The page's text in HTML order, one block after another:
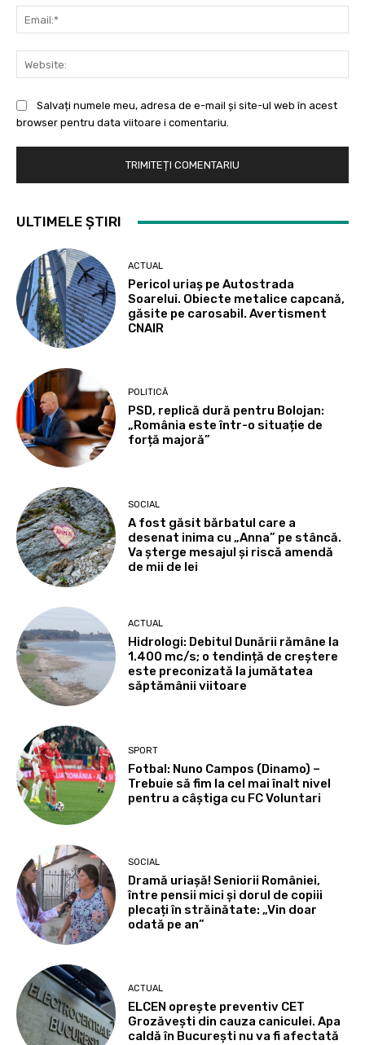
Salvați numele meu, adresa de e-mail și site-ul web în acest
browser pentru data viitoare i comentariu.
ULTIMELE ȘTIRI
ACTUAL
Pericol uriaș pe Autostrada
Soarelui. Obiecte metalice capcană,
găsite pe carosabil. Avertisment
CNAIR
POLITICĂ
PSD, replică dură pentru Bolojan:
„România este într-o situație de
forță majoră”
SOCIAL
A fost găsit bărbatul care a
desenat inima cu „Anna” pe stâncă.
Va șterge mesajul și riscă amendă
de mii de lei
ACTUAL
Hidrologi: Debitul Dunării rămâne la
1.400 mc/s; o tendință de creștere
este preconizată la jumătatea
săptămânii viitoare
SPORT
Fotbal: Nuno Campos (Dinamo) –
Trebuie să fim la cel mai înalt nivel
pentru a câștiga cu FC Voluntari
SOCIAL
Dramă uriașă! Seniorii României,
între pensii mici și dorul de copiii
plecați în străinătate: „Vin doar
odată pe an”
ACTUAL
ELCEN oprește preventiv CET
Grozăvești din cauza caniculei. Apa
caldă în București nu va fi afectată